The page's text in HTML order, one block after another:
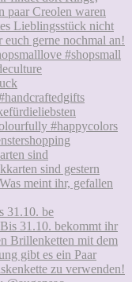
sind
31.10. be